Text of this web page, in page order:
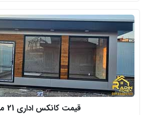
قیمت کانکس اداری 21 متری